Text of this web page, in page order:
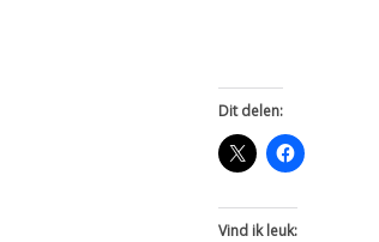
Dit delen:
Vind ik leuk: